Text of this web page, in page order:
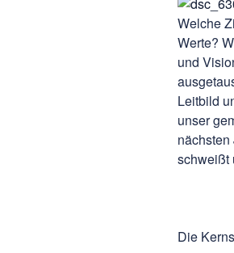
Welche
Werte?
und
Leitbild
unser
schweißt
Die